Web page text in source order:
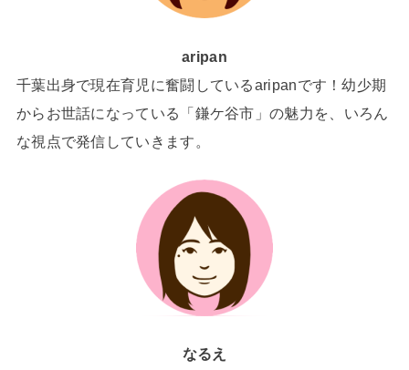
aripan
千葉出身で現在育児に奮闘しているaripanです！幼少期
からお世話になっている「鎌ケ谷市」の魅力を、いろん
な視点で発信していきます。
なるえ